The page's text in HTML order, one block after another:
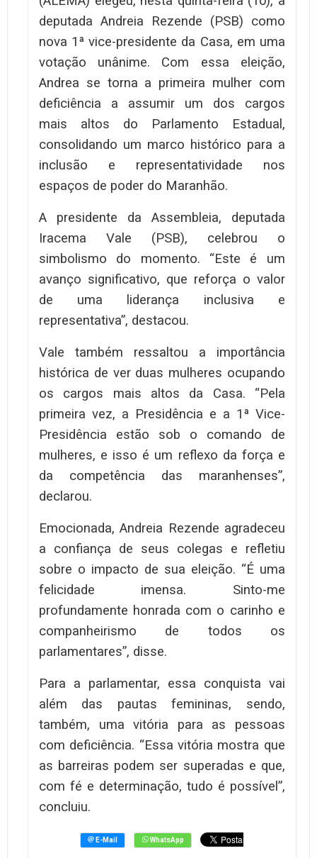
deputada Andreia Rezende (PSB) como
nova 1ª vice-presidente da Casa, em uma
votação unânime. Com essa eleição,
Andrea se torna a primeira mulher com
deficiência a assumir um dos cargos
mais altos do Parlamento Estadual,
consolidando um marco histórico para a
inclusão e representatividade nos
espaços de poder do Maranhão.
A presidente da Assembleia, deputada
Iracema Vale (PSB), celebrou o
simbolismo do momento. “Este é um
avanço significativo, que reforça o valor
de uma liderança inclusiva e
representativa”, destacou.
Vale também ressaltou a importância
histórica de ver duas mulheres ocupando
os cargos mais altos da Casa. “Pela
primeira vez, a Presidência e a 1ª Vice-
Presidência estão sob o comando de
mulheres, e isso é um reflexo da força e
da competência das maranhenses”,
declarou.
Emocionada, Andreia Rezende agradeceu
a confiança de seus colegas e refletiu
sobre o impacto de sua eleição. “É uma
felicidade imensa. Sinto-me
profundamente honrada com o carinho e
companheirismo de todos os
parlamentares”, disse.
Para a parlamentar, essa conquista vai
além das pautas femininas, sendo,
também, uma vitória para as pessoas
com deficiência. “Essa vitória mostra que
as barreiras podem ser superadas e que,
com fé e determinação, tudo é possível”,
concluiu.